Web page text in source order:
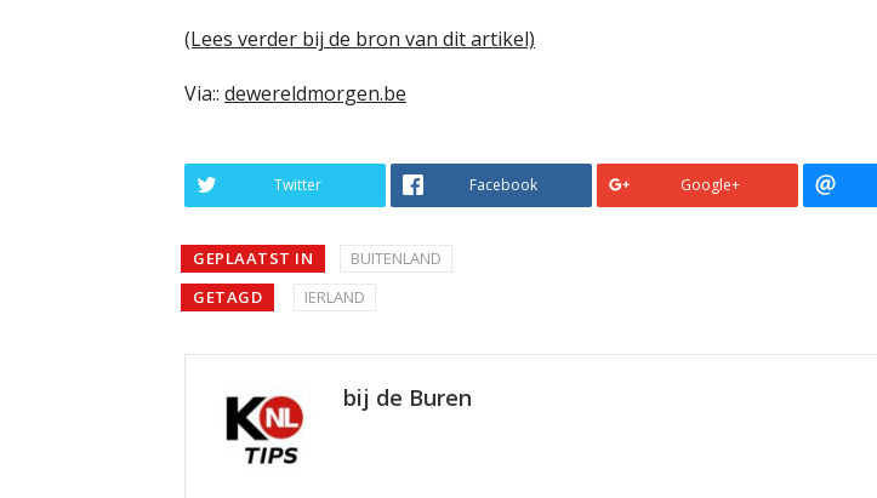
(Lees verder bij de bron van dit artikel)
Via:: dewereldmorgen.be
Twitter Facebook Google+
GEPLAATST IN
BUITENLAND
GETAGD
IERLAND
bij de Buren